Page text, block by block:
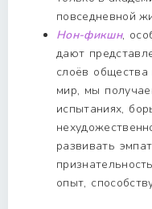
повседневной
Нон-фикшн,
дают
слоёв
мир, мы
испытаниях,
развивать
опыт,